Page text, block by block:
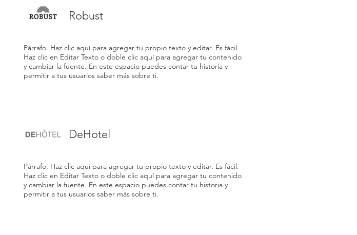
Robust
Párrafo. Haz clic aquí para agregar tu propio texto y editar. Es fácil.
Haz clic en Editar Texto o doble clic aquí para agregar tu contenido
y cambiar la fuente. En este espacio puedes contar tu historia y
permitir a tus usuarios saber más sobre ti.
DeHotel
Párrafo. Haz clic aquí para agregar tu propio texto y editar. Es fácil.
Haz clic en Editar Texto o doble clic aquí para agregar tu contenido
y cambiar la fuente. En este espacio puedes contar tu historia y
permitir a tus usuarios saber más sobre ti.